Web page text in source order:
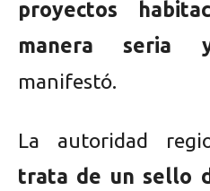
proyectos
manera seria
manifestó.
La autoridad
trata de un sello